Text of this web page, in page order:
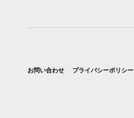
お問い合わせ プライバシーポリシー